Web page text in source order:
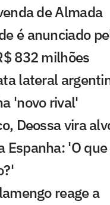
de Almada
é anunciado
832 milhões
lateral
'novo rival'
Deossa vira
Espanha: 'O
reage a